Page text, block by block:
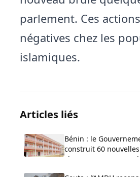
parlement. Ces
négatives chez les
islamiques.
Articles liés
Bénin : le
construit 60
classe au CEG La